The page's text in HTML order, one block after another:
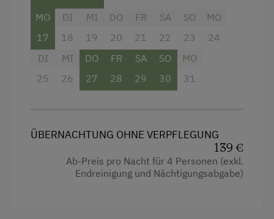
Internet
WiFi
Allgemeine Ausstattung
Unterkunftsart
Dusche
Balkon/Terrasse
Eierkocher
Fernseher
Gitterbett
Haarföhn
MO
17
DI
18
MI
19
DO
20
FR
21
SA
22
SO
23
MO
24
DI
25
MI
26
DO
27
FR
28
SA
29
SO
30
MO
31
ÜBERNACHTUNG OHNE VERPFLEGUNG
139 €
Ab-Preis pro Nacht für 4 Personen (exkl.
Endreinigung und Nächtigungsabgabe)